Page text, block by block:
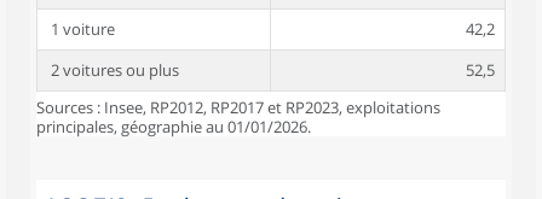
1 voiture
42,2
2 voitures ou plus
52,5
Sources : Insee, RP2012, RP2017 et RP2023, exploitations
principales, géographie au 01/01/2026.